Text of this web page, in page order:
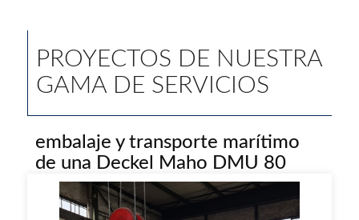
PROYECTOS DE NUESTRA
GAMA DE SERVICIOS
embalaje y transporte marítimo
de una Deckel Maho DMU 80